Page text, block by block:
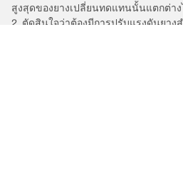
สูงสุดของยางเปลี่ยนทดแทนนั้นแตกต่าง
2. ตัดสินใจว่าต้องมีการปรับแรงดันยาง